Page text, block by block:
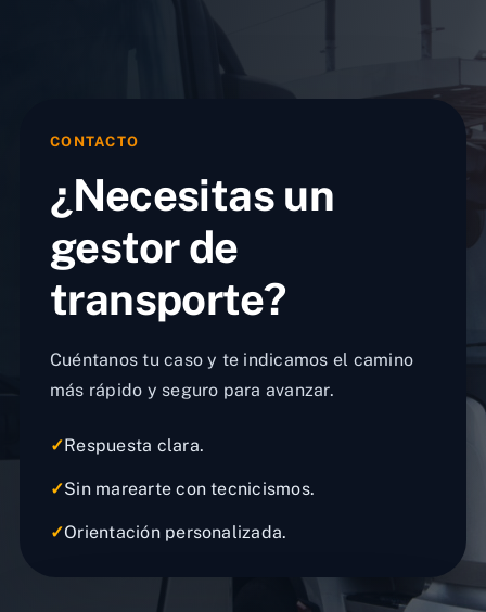
CONTACTO
¿Necesitas un
gestor de
transporte?
Cuéntanos tu caso y te indicamos el camino
más rápido y seguro para avanzar.
✓Respuesta clara.
✓Sin marearte con tecnicismos.
✓Orientación personalizada.